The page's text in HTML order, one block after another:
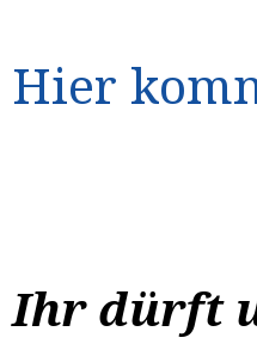
Hier
Ihr dürft